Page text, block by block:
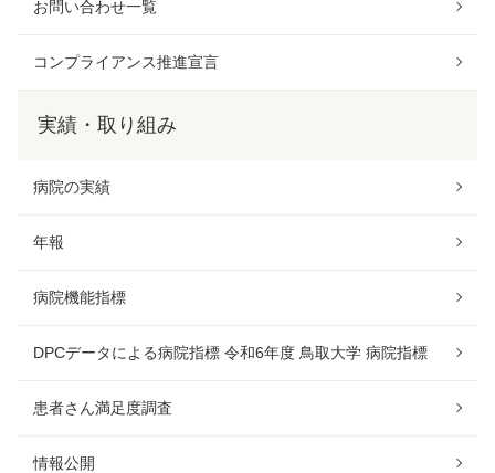
お問い合わせ一覧
コンプライアンス推進宣言
実績・取り組み
病院の実績
年報
病院機能指標
DPCデータによる病院指標 令和6年度 鳥取大学 病院指標
患者さん満足度調査
情報公開